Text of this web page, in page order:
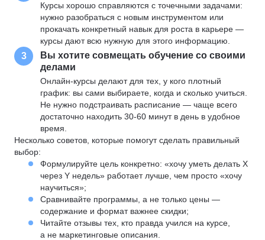
Курсы хорошо справляются с точечными задачами:
нужно разобраться с новым инструментом или
прокачать конкретный навык для роста в карьере —
курсы дают всю нужную для этого информацию.
3
Вы хотите совмещать обучение со своими
делами
Онлайн-курсы делают для тех, у кого плотный
график: вы сами выбираете, когда и сколько учиться.
Не нужно подстраивать расписание — чаще всего
достаточно находить 30-60 минут в день в удобное
время.
Несколько советов, которые помогут сделать правильный
выбор:
Формулируйте цель конкретно: «хочу уметь делать X
через Y недель» работает лучше, чем просто «хочу
научиться»;
Сравнивайте программы, а не только цены —
содержание и формат важнее скидки;
Читайте отзывы тех, кто правда учился на курсе,
а не маркетинговые описания.